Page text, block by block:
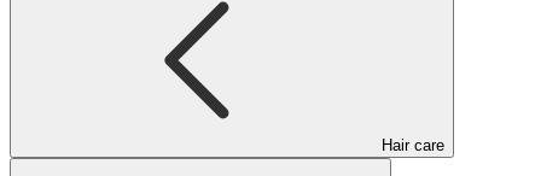
Hair care